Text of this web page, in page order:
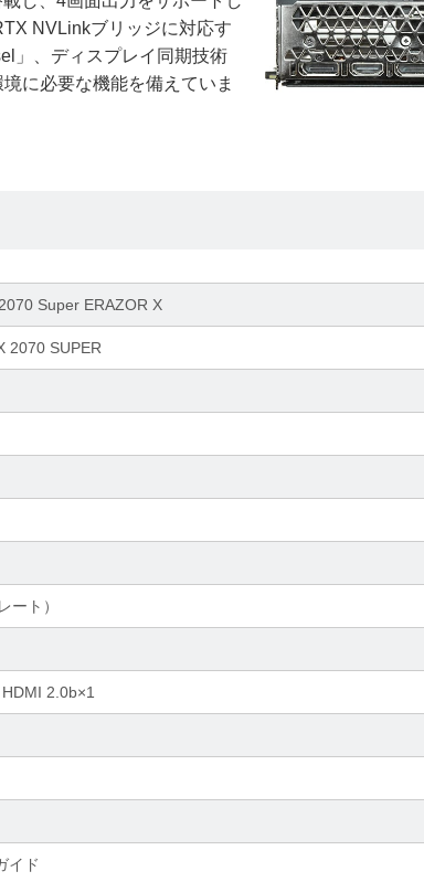
NVLinkブリッジに対応す
」、ディスプレイ同期技術
に必要な機能を備えていま
Super ERAZOR X
2070 SUPER
ート）
2.0b×1
イド